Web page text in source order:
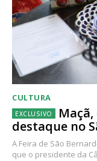
CULTURA
destaque no
A Feira de São
que o presidente da